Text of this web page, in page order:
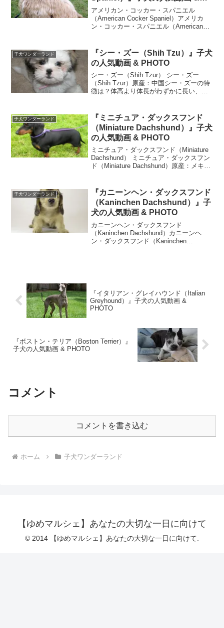
PHOTO
アメリカン・コッカー・スパニエル
（American Cocker Spaniel）アメリカ
ン・コッカー・スパニエル（American
小柄な割に角張っ...
子犬ワンダーランド
『シー・ズー（Shih Tzu）』子犬
の人気動画 & PHOTO
シー・ズー（Shih Tzur） シー・ズー
（Shih Tzur）原産：中国シー・ズーの特
徴は？体高より体長がわずかに長い、頑
らかでゆったりとした足取りで、しっか
りと地...
子犬ワンダーランド
『ミニチュア・ダックスフンド
（Miniature Dachshund）』子犬
の人気動画 & PHOTO
ミニチュア・ダックスフンド（Miniature
Dachshund） ミニチュア・ダックスフン
ド（Miniature Dachshund）原産：メキシ
中の穴の中に潜り込み...
子犬ワンダーランド
『カニーンヘン・ダックスフンド
（Kaninchen Dachshund）』子
犬の人気動画 & PHOTO
カニーンヘン・ダックスフンド
（Kaninchen Dachshund）カニーンヘ
ン・ダックスフンド（Kaninchen
『イタリアン・グレイハウンド（Italian
Greyhound）』子犬の人気動画 &
PHOTO
『ボストン・テリア（Boston Terrier）』
子犬の人気動画 & PHOTO
コメント
コメントを書き込む
ホーム 子犬ワンダーランド
【ゆめマルシェ】あなたの大切な一日に向けて
© 2014 【ゆめマルシェ】あなたの大切な一日に向けて.